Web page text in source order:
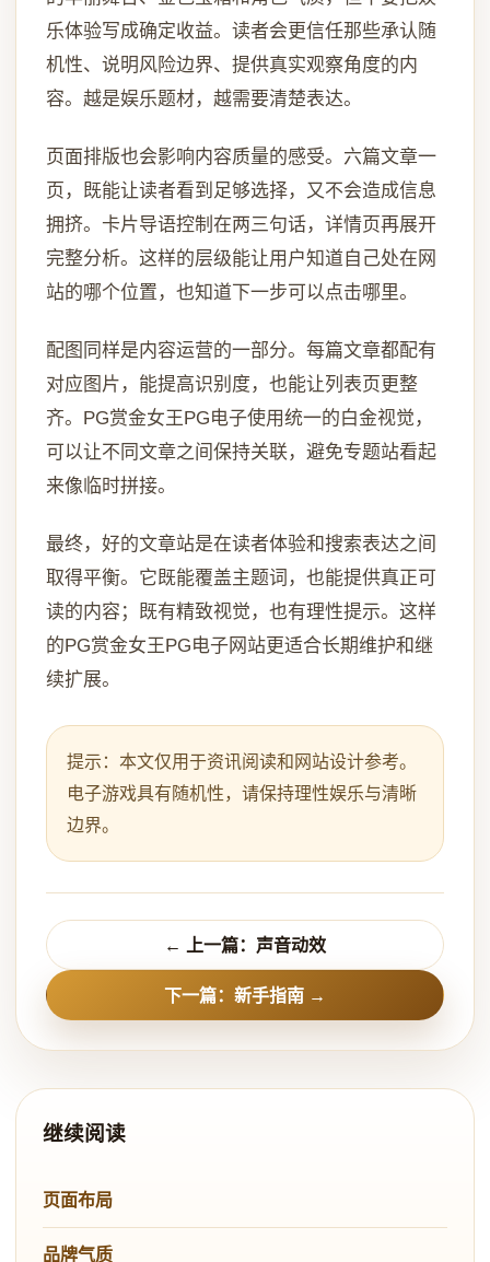
乐体验写成确定收益。读者会更信任那些承认随
机性、说明风险边界、提供真实观察角度的内
容。越是娱乐题材，越需要清楚表达。
页面排版也会影响内容质量的感受。六篇文章一
页，既能让读者看到足够选择，又不会造成信息
拥挤。卡片导语控制在两三句话，详情页再展开
完整分析。这样的层级能让用户知道自己处在网
站的哪个位置，也知道下一步可以点击哪里。
配图同样是内容运营的一部分。每篇文章都配有
对应图片，能提高识别度，也能让列表页更整
齐。PG赏金女王PG电子使用统一的白金视觉，
可以让不同文章之间保持关联，避免专题站看起
来像临时拼接。
最终，好的文章站是在读者体验和搜索表达之间
取得平衡。它既能覆盖主题词，也能提供真正可
读的内容；既有精致视觉，也有理性提示。这样
的PG赏金女王PG电子网站更适合长期维护和继
续扩展。
提示：本文仅用于资讯阅读和网站设计参考。
电子游戏具有随机性，请保持理性娱乐与清晰
边界。
← 上一篇：声音动效
下一篇：新手指南 →
继续阅读
页面布局
品牌气质